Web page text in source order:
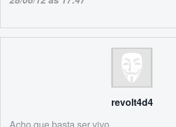
revolt4d4
Acho que basta ser vivo.